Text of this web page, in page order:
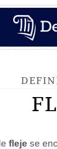
fleje se